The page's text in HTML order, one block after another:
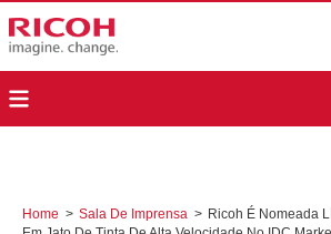
Home > Sala De Imprensa > Ricoh É Nomeada